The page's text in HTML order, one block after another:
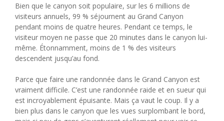
Bien que le canyon soit populaire, sur les 6 millions de
visiteurs annuels, 99 % séjournent au Grand Canyon
pendant moins de quatre heures. Pendant ce temps, le
visiteur moyen ne passe que 20 minutes dans le canyon lui-
même. Étonnamment, moins de 1 % des visiteurs
descendent jusqu’au fond.
Parce que faire une randonnée dans le Grand Canyon est
vraiment difficile. C’est une randonnée raide et en sueur qui
est incroyablement épuisante. Mais ça vaut le coup. Il y a
bien plus dans le canyon que les vues surplombant le bord,